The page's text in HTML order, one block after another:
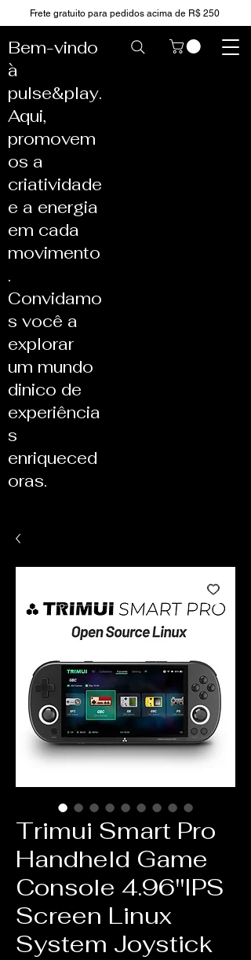
Frete gratuito para pedidos acima de R$ 250
Bem-vindo
à
pulse&play.
Aqui,
promovem
os a
criatividade
e a energia
em cada
movimento
.
Convidamo
s você a
explorar
um mundo
dinico de
experiência
s
enriqueced
oras.
Trimui Smart Pro
Handheld Game
Console 4.96''IPS
Screen Linux
System Joystick